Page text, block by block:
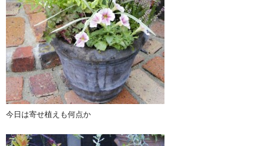
今日は寄せ植えも何点か